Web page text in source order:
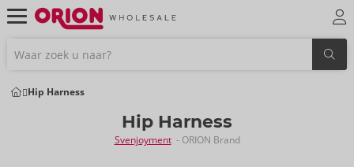
Hip Harness
Hip Harness
Svenjoyment - ORION Brand